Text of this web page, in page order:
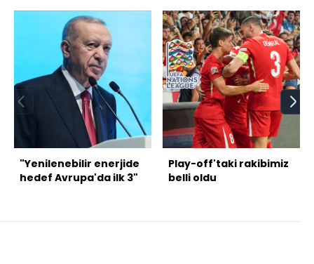
"Yenilenebilir enerjide
hedef Avrupa'da ilk 3"
Play-off'taki rakibimiz
belli oldu